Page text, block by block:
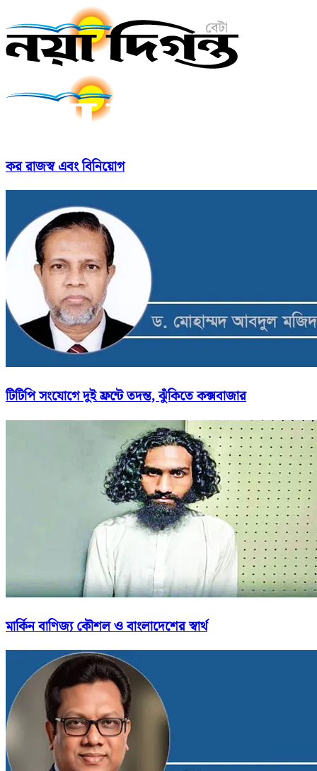
কর রাজস্ব এবং বিনিয়োগ
টিটিপি সংযোগে দুই ফ্রন্টে তদন্ত, ঝুঁকিতে কক্সবাজার
মার্কিন বাণিজ্য কৌশল ও বাংলাদেশের স্বার্থ